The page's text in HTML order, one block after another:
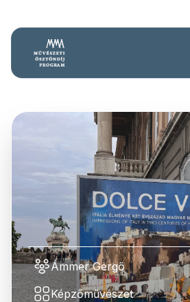
Ámmer Gergő
Képzőművészet